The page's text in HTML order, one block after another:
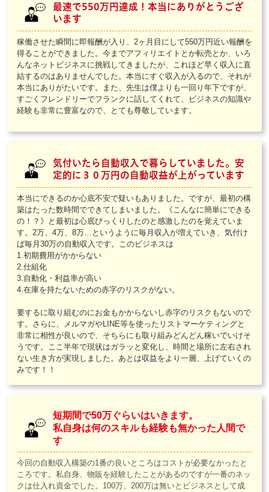
最速で550万円達成！本当にありがとうござ
います
稼働させた瞬間に即報酬が入り、2ヶ月目にして550万円近い報酬を
得ることができました。今までアフィリエイトとか転売とか、いろ
んなネットビジネスに挑戦してきましたが、これほど早く収入に直
結するのはありませんでした。本当にすぐ収入が入るので、それが
本当にありがたいです。また、先生は僕よりも一回り年下ですが、
すごくフレンドリーでフランクに話してくれて、ビジネスの知識や
経験も非常に豊富なので、とても尊敬しています。
気付いたら自動収入で暮らしていました。安
定的に３０万円の自動収益が上がっています
本当にできるのか心底不安で疑いもありました。ですが、最初の構
築はたった数時間でできてしまいました。《こんなに簡単にできる
の！？》と最初は心底びっくりしたのと感激したのを覚えていま
す。2万、4万、8万…というように毎月収入が増えていき、気付け
ば毎月30万の自動収入です。このビジネスは
1.初期費用がかからない
2.仕組化
3.自動化・利益率が高い
4.在庫を持たないための赤字のリスクがない。
要するに取り組むのにお金もかからないし赤字のリスクもないので
す。さらに、メルマガやLINE等を使ったリストマーケティングと
非常に相性が良いので、そちらにも取り組みどんどん稼いでいけそ
うです。ここ半年で現状はガラッと変化し、時間と場所に左右され
ない生き方が実現しました。あとは収益をより一層、上げていくの
みです！！
短期間で50万ぐらいはいきます。
私自身は何のスキルも経験も無かった人間で
す
今回の自動収入構築の1番の良いところはコストが必要なかったと
ころです。私自身、物販を経験したことがあるのですが一番のネッ
クは仕入れ資金でした。100万、200万は無いとビジネスとして成